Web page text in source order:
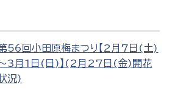
56回小田原梅まつり【2月7日(土)
3月1日(日)】(2月27日(金)開花
況)